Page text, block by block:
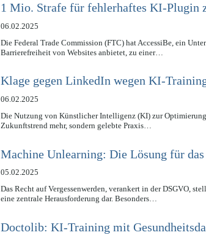
1 Mio. Strafe für fehlerhaftes KI-Plugin
06.02.2025
Die Federal Trade Commission (FTC) hat AccessiBe, ein
Barrierefreiheit von Websites anbietet, zu einer…
Klage gegen LinkedIn wegen KI-
06.02.2025
Die Nutzung von Künstlicher Intelligenz (KI) zur
Zukunftstrend mehr, sondern gelebte Praxis…
Machine Unlearning: Die Lösung für das
05.02.2025
Das Recht auf Vergessenwerden, verankert in der DSGVO,
eine zentrale Herausforderung dar. Besonders…
Doctolib: KI-Training mit